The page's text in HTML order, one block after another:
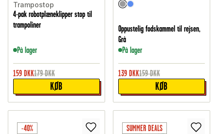
Trampostop
4-pak robotplæneklipper stop til
trampoliner
På lager
159 DKK179 DKK
KØB
Oppustelig fodskammel til rejsen,
Grå
På lager
139 DKK159 DKK
KØB
-40%
SUMMER DEALS